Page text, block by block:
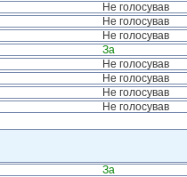
Не голосував
Не голосував
Не голосував
За
Не голосував
Не голосував
Не голосував
Не голосував
За